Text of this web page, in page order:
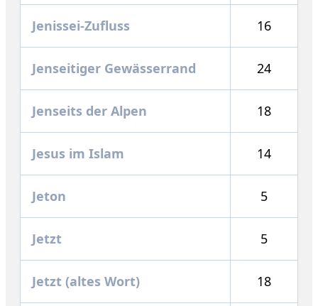
Jenissei-Zufluss 16
Jenseitiger Gewässerrand 24
Jenseits der Alpen 18
Jesus im Islam 14
Jeton 5
Jetzt 5
Jetzt (altes Wort) 18